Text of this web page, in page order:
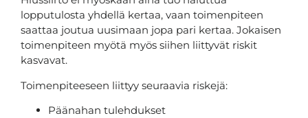
lopputulosta yhdellä kertaa, vaan toimenpiteen
saattaa joutua uusimaan jopa pari kertaa. Jokaisen
toimenpiteen myötä myös siihen liittyvät riskit
kasvavat.
Toimenpiteeseen liittyy seuraavia riskejä:
Päänahan tulehdukset